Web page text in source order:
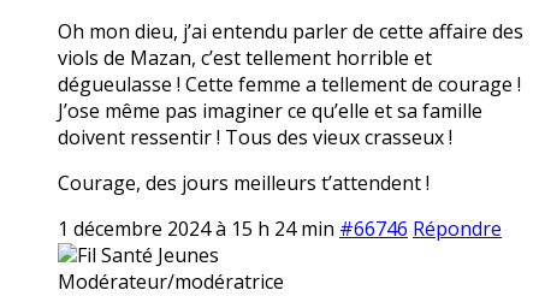
Oh mon dieu, j’ai entendu parler de cette affaire des
viols de Mazan, c’est tellement horrible et
dégueulasse ! Cette femme a tellement de courage !
J’ose même pas imaginer ce qu’elle et sa famille
doivent ressentir ! Tous des vieux crasseux !
Courage, des jours meilleurs t’attendent !
1 décembre 2024 à 15 h 24 min #66746 Répondre
Fil Santé Jeunes
Modérateur/modératrice